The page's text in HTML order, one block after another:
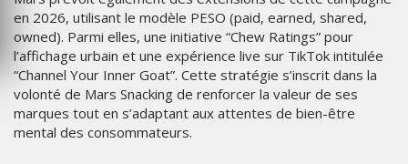
en 2026, utilisant le modèle PESO (paid, earned, shared,
owned). Parmi elles, une initiative “Chew Ratings” pour
l’affichage urbain et une expérience live sur TikTok intitulée
“Channel Your Inner Goat”. Cette stratégie s’inscrit dans la
volonté de Mars Snacking de renforcer la valeur de ses
marques tout en s’adaptant aux attentes de bien-être
mental des consommateurs.